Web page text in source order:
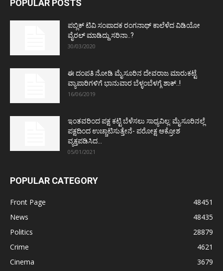
POPULAR POSTS
ಪಬ್ಲಿಕ್ ಟಿವಿ ಸಂಪಾದಕ ರಂಗನಾಥ್ ಕಾಲೆಳೆದ ವಿಡಿಯೋ
ವೈರಲ್ ಮಾಡಿದ್ದು ಸರಿನಾ..?
30/03/2020
ಈ ದಂಪತಿ ನೋಡಿ ಮೈಸೂರಿನ ದೇವರಾಜ ಮಾರುಕಟ್ಟೆ
ವ್ಯಾಪಾರಿಗಳಿಗೆ ಭಾನುವಾರ ಬೆಳ್ಳಂಬೆಳಗ್ಗೆ ಶಾಕ್..!
16/06/2019
ಇಂತವರಿಂದ ಪಕ್ಷ ಕಟ್ಟಿ ಬೆಳೆಸಲು ಸಾಧ್ಯವಿಲ್ಲ: ಮೈಸೂರಿನಲ್ಲೆ
ಪಕ್ಷದಿಂದ ಉಚ್ಚಾಟಿಸುತ್ತೇನೆ- ಪರೋಕ್ಷ ಆಕ್ರೋಶ
ವ್ಯಕ್ತಪಡಿಸಿದ...
05/01/2021
POPULAR CATEGORY
Front Page
48451
News
48435
Politics
28879
Crime
4621
Cinema
3679